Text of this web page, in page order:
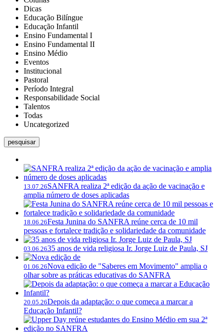
Dicas
Educação Bilíngue
Educação Infantil
Ensino Fundamental I
Ensino Fundamental II
Ensino Médio
Eventos
Institucional
Pastoral
Período Integral
Responsabilidade Social
Talentos
Todas
Uncategorized
pesquisar
13.07.26SANFRA realiza 2ª edição da ação de vacinação e
amplia número de doses aplicadas
18.06.26Festa Junina do SANFRA reúne cerca de 10 mil
pessoas e fortalece tradição e solidariedade da comunidade
03.06.2635 anos de vida religiosa Ir. Jorge Luiz de Paula, SJ
01.06.26Nova edição de "Saberes em Movimento" amplia o
olhar sobre as práticas educativas do SANFRA
20.05.26Depois da adaptação: o que começa a marcar a
Educação Infantil?